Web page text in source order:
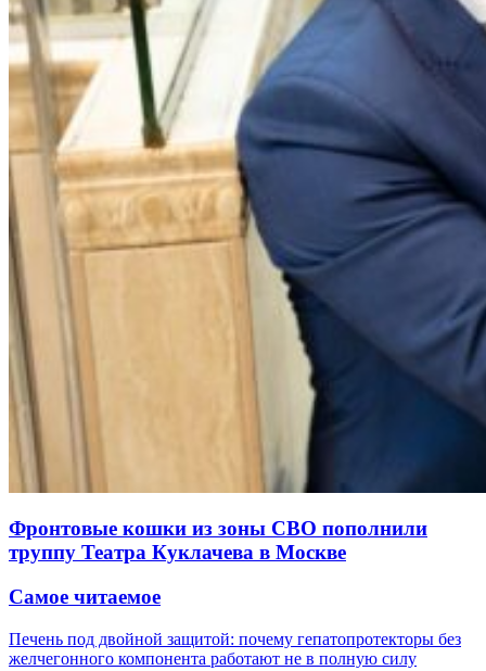
Фронтовые кошки из зоны СВО пополнили
труппу Театра Куклачева в Москве
Самое читаемое
Печень под двойной защитой: почему гепатопротекторы без
желчегонного компонента работают не в полную силу